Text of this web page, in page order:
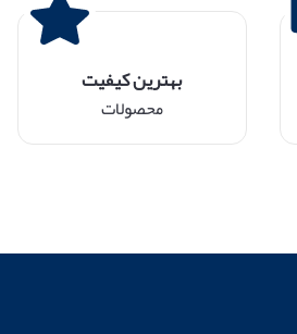
بهترین کیفیت
محصولات